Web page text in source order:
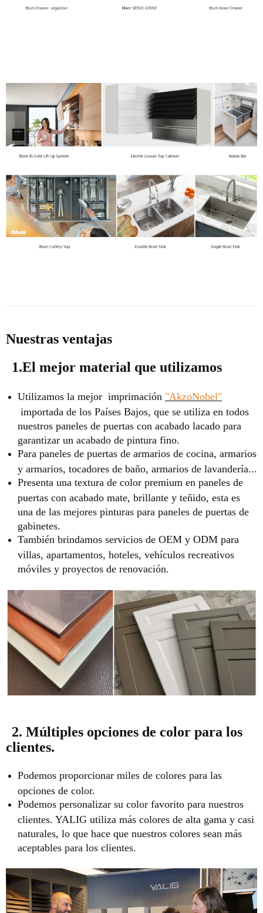
Nuestras ventajas
1.El mejor material que utilizamos
Utilizamos la mejor imprimación "AkzoNobel"
importada de los Países Bajos, que se utiliza en todos
nuestros paneles de puertas con acabado lacado para
garantizar un acabado de pintura fino.
Para paneles de puertas de armarios de cocina, armarios
y armarios, tocadores de baño, armarios de lavandería...
Presenta una textura de color premium en paneles de
puertas con acabado mate, brillante y teñido, esta es
una de las mejores pinturas para paneles de puertas de
gabinetes.
También brindamos servicios de OEM y ODM para
villas, apartamentos, hoteles, vehículos recreativos
móviles y proyectos de renovación.
2. Múltiples opciones de color para los
clientes.
Podemos proporcionar miles de colores para las
opciones de color.
Podemos personalizar su color favorito para nuestros
clientes. YALIG utiliza más colores de alta gama y casi
naturales, lo que hace que nuestros colores sean más
aceptables para los clientes.